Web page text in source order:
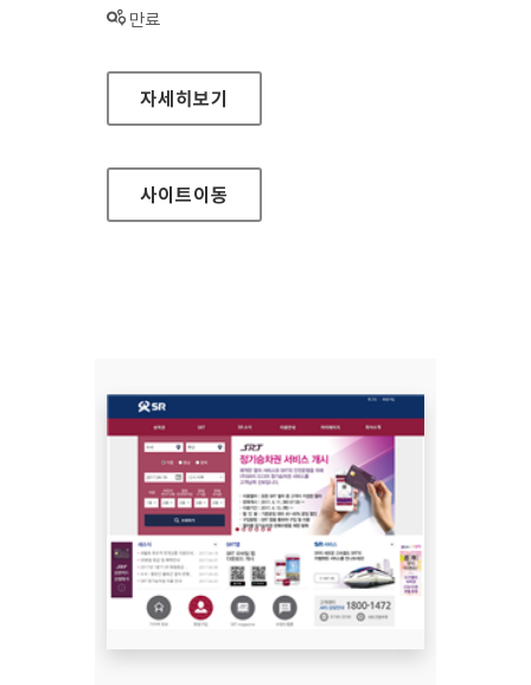
상태 :
만료
광진구청 대표 홈페이지
자세히보기
사이트이동